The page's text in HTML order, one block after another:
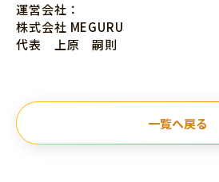
運営会社：
株式会社 MEGURU
代表 上原 嗣則
一覧へ戻る